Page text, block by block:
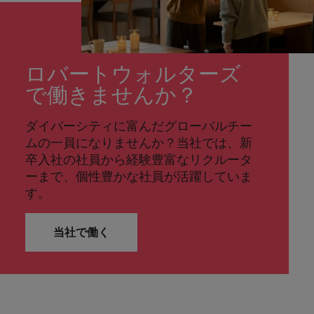
ロバートウォルターズ
で働きませんか？
ダイバーシティに富んだグローバルチー
ムの一員になりませんか？当社では、新
卒入社の社員から経験豊富なリクルータ
ーまで、個性豊かな社員が活躍していま
す。
当社で働く